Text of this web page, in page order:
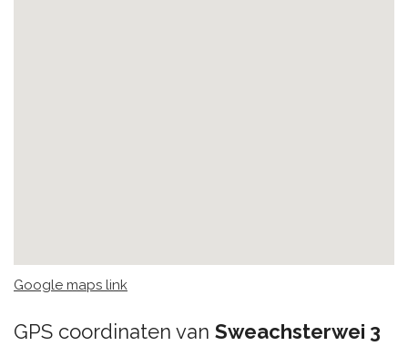
Google maps link
GPS coordinaten van Sweachsterwei 3